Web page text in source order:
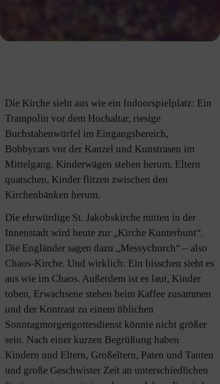
Die Kirche sieht aus wie ein Indoorspielplatz: Ein
Trampolin vor dem Hochaltar, riesige
Buchstabenwürfel im Eingangsbereich,
Bobbycars vor der Kanzel und Kunstrasen im
Mittelgang. Kinderwägen stehen herum, Eltern
quatschen, Kinder flitzen zwischen den
Kirchenbänken herum.
Die ehrwürdige St. Jakobskirche mitten in der
Innenstadt wird heute zur „Kirche Kunterbunt“.
Die Engländer sagen dazu „Messychurch“ – also
Chaos-Kirche. Und wirklich: Ein bisschen sieht es
aus wie im Chaos. Außerdem ist es laut, Kinder
toben, Erwachsene stehen beim Kaffee zusammen
und der Kontrast zu einem üblichen
Sonntagmorgengottesdienst könnte nicht größer
sein. Nach einer kurzen Begrüßung haben
Kindern und Eltern, Großeltern, Paten und Tanten
und große Geschwister Zeit an unterschiedlichen